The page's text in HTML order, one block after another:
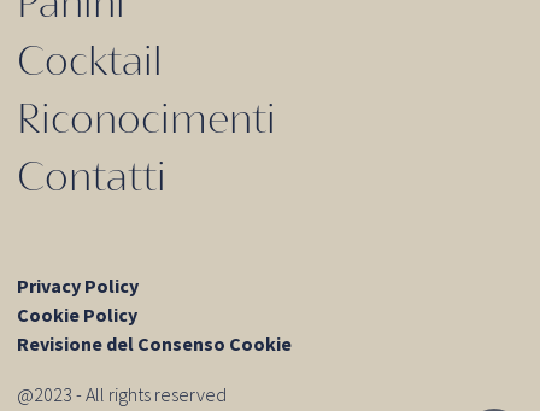
Cocktail
Riconocimenti
Contatti
Privacy Policy
Cookie Policy
Revisione del Consenso Cookie
@2023 - All rights reserved